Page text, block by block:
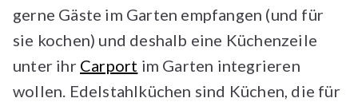
gerne Gäste im Garten empfangen (und für
sie kochen) und deshalb eine Küchenzeile
unter ihr Carport im Garten integrieren
wollen. Edelstahlküchen sind Küchen, die für